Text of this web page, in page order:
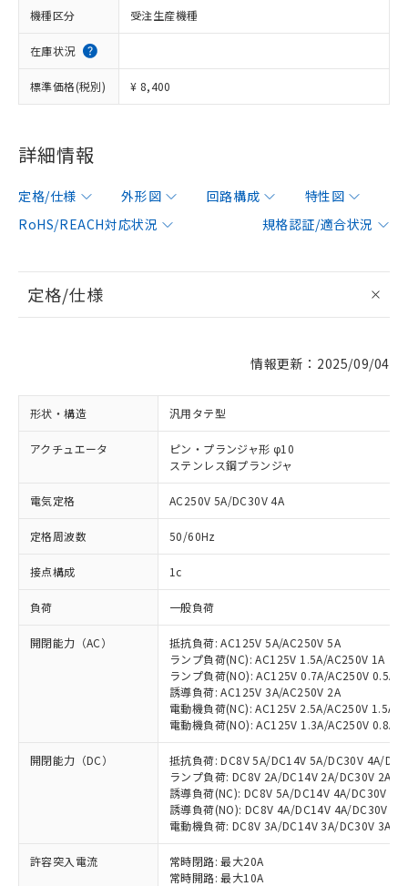
機種区分 受注生産機種
在庫状況
標準価格(税別) ¥ 8,400
詳細情報
定格/仕様 外形図 回路構成
特性図
RoHS/REACH対応状況
規格認証/適合状況
定格/仕様
情報更新：2025/09/04
形状・構造 汎用タテ型
アクチュエータ
ピン・プランジャ形 φ10
ステンレス鋼プランジャ
電気定格 AC250V 5A/DC30V 4A
定格周波数 50/60Hz
接点構成 1c
負荷 一般負荷
開閉能力（AC）
抵抗負荷: AC125V 5A/AC250V 5A
ランプ負荷(NC): AC125V 1.5A/AC250V 1A
ランプ負荷(NO): AC125V 0.7A/AC250V 0.5A
誘導負荷: AC125V 3A/AC250V 2A
電動機負荷(NC): AC125V 2.5A/AC250V 1.5A
電動機負荷(NO): AC125V 1.3A/AC250V 0.8A
開閉能力（DC）
抵抗負荷: DC8V 5A/DC14V 5A/DC30V 4A/
ランプ負荷: DC8V 2A/DC14V 2A/DC30V 2A/
誘導負荷(NC): DC8V 5A/DC14V 4A/DC30V
誘導負荷(NO): DC8V 4A/DC14V 4A/DC30V
電動機負荷: DC8V 3A/DC14V 3A/DC30V 3A/
許容突入電流
常時閉路: 最大20A
常時開路: 最大10A